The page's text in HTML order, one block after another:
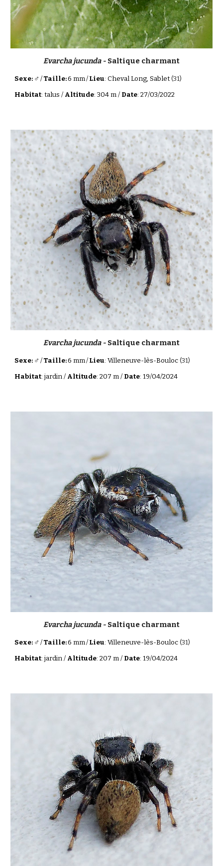
Evarcha jucunda - Saltique charmant
Sexe: ♂ /Taille:6 mm/Lieu: Cheval Long, Sablet(31)
Habitat: talus / Altitude: 304 m / Date: 27/03/2022
Evarcha jucunda - Saltique charmant
Sexe: ♂ /Taille:6 mm/Lieu: Villeneuve-lès-Bouloc(31)
Habitat: jardin / Altitude: 207 m / Date: 19/04/2024
Evarcha jucunda - Saltique charmant
Sexe: ♂ /Taille:6 mm/Lieu: Villeneuve-lès-Bouloc(31)
Habitat: jardin / Altitude: 207 m / Date: 19/04/2024